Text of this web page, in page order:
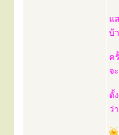
แ
บ้
ค
จ
ตั้
ว่